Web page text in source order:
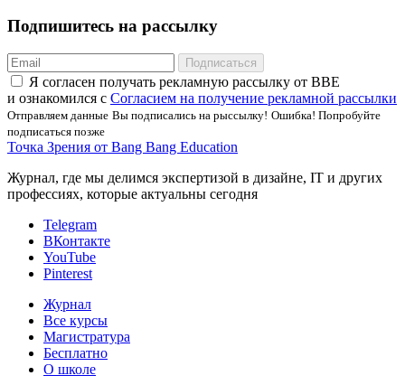
Подпишитесь на рассылку
Подписаться
Я соглаcен получать рекламную рассылку от BBE
и ознакомился с Согласием на получение рекламной рассылки
Отправляем данные Вы подписались на рыссылку! Ошибка! Попробуйте
подписаться позже
Точка Зрения от Bang Bang Education
Журнал, где мы делимся экспертизой в дизайне, IT и других
профессиях, которые актуальны сегодня
Telegram
ВКонтакте
YouTube
Pinterest
Журнал
Все курсы
Магистратура
Бесплатно
О школе